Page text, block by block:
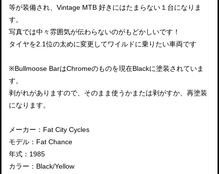
等が装備され、Vintage MTB 好きにはたまらない１台になりま
す。
写真では中々雰囲気が伝わらないのがもどかしいです！
タイヤを2.1位の太めに変更してワイルドに乗りたい車両です
※Bullmoose BarはChromeのものを現在Blackに塗装されていま
す。
剥がれがありますので、そのまま使うかまたは剥がすか、再塗装
になります。
メーカー：Fat City Cycles
モデル：Fat Chance
年式：1985
カラー：Black/Yellow